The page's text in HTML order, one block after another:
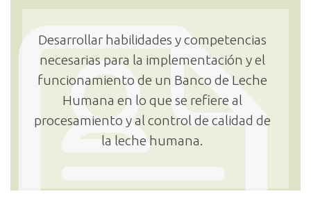
Desarrollar habilidades y competencias
necesarias para la implementación y el
funcionamiento de un Banco de Leche
Humana en lo que se refiere al
procesamiento y al control de calidad de
la leche humana.